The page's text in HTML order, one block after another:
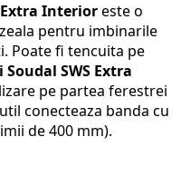
Interioreste o
pentru imbinarile
Poate fi tencuita pe
SWS Extra
pe partea ferestrei
conecteaza banda cu
de 400 mm).